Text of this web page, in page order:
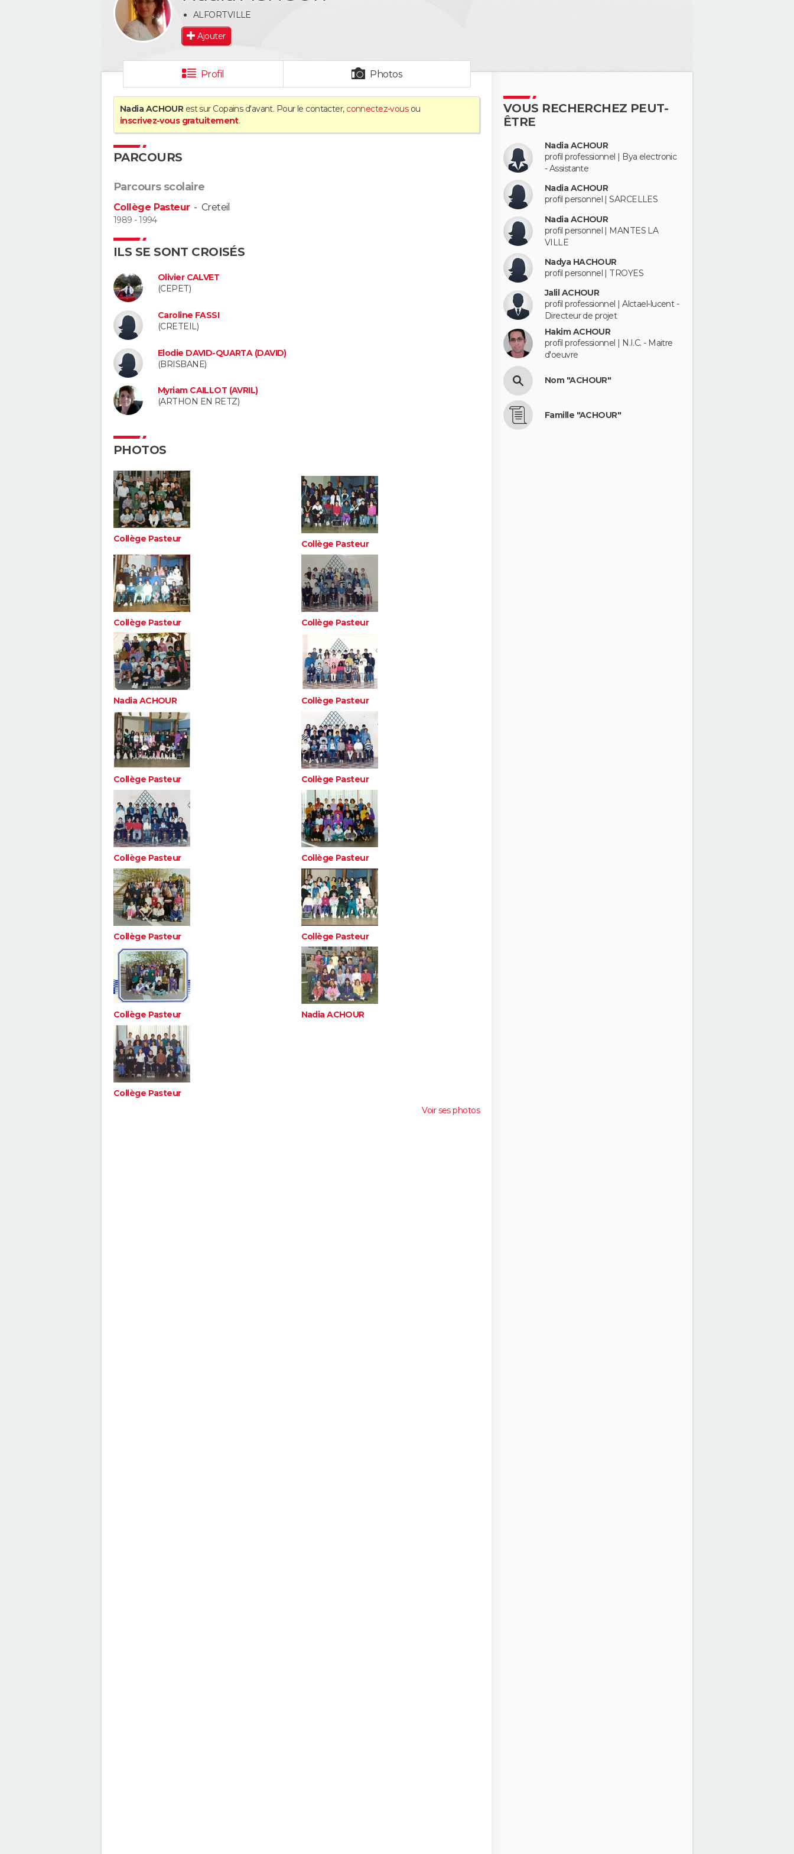
ALFORTVILLE
Ajouter
Profil Photos
Nadia ACHOUR est sur Copains d'avant. Pour le contacter, connectez-vousou
inscrivez-vous gratuitement.
PARCOURS
Parcours scolaire
Collège Pasteur- Creteil
1989 - 1994
ILS SE SONT CROISÉS
Olivier CALVET
(CEPET)
Caroline FASSI
(CRETEIL)
Elodie DAVID-QUARTA (DAVID)
(BRISBANE)
Myriam CAILLOT (AVRIL)
(ARTHON EN RETZ)
PHOTOS
Collège Pasteur Collège Pasteur
Collège Pasteur Collège Pasteur
Nadia ACHOUR Collège Pasteur
Collège Pasteur Collège Pasteur
Collège Pasteur Collège Pasteur
Collège Pasteur Collège Pasteur
Collège Pasteur Nadia ACHOUR
Collège Pasteur
Voir ses photos
VOUS RECHERCHEZ PEUT-
ÊTRE
Nadia ACHOUR
profil professionnel | Bya electronic
- Assistante
Nadia ACHOUR
profil personnel | SARCELLES
Nadia ACHOUR
profil personnel | MANTES LA
VILLE
Nadya HACHOUR
profil personnel | TROYES
Jalil ACHOUR
profil professionnel | Alctael-lucent -
Directeur de projet
Hakim ACHOUR
profil professionnel | N.I.C. - Maitre
d'oeuvre
Nom "ACHOUR"
Famille "ACHOUR"